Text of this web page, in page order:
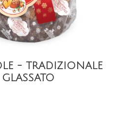
- TRADIZIONALE
GLASSATO